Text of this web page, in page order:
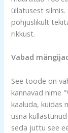
üllatusest
põhjuslikult
rikkust.
Vabad
See toode on
kannavad nime
kaaluda, kuidas
üsna
seda juttu see